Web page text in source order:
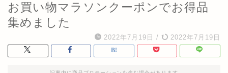
お買い物マラソンクーポンでお得品
集めました
2022年7月19日 / 2022年7月19日